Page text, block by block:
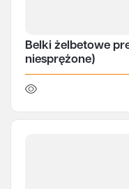
Belki żelbetowe
niesprężone)